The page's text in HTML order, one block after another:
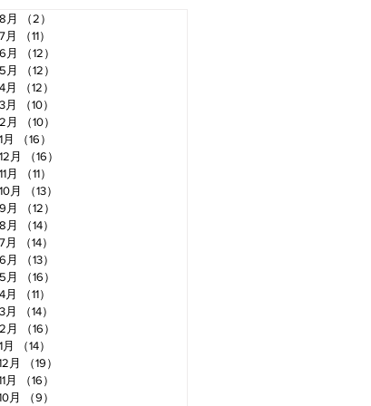
月 （2）
月
（11）
月
（12）
月
（12）
月
（12）
月
（10）
月
（10）
（16）
月
（16）
月
（11）
月
（13）
月
（12）
月
（14）
月
（14）
月
（13）
月
（16）
月
（11）
月
（14）
月
（16）
（14）
月
（19）
月
（16）
月
（9）